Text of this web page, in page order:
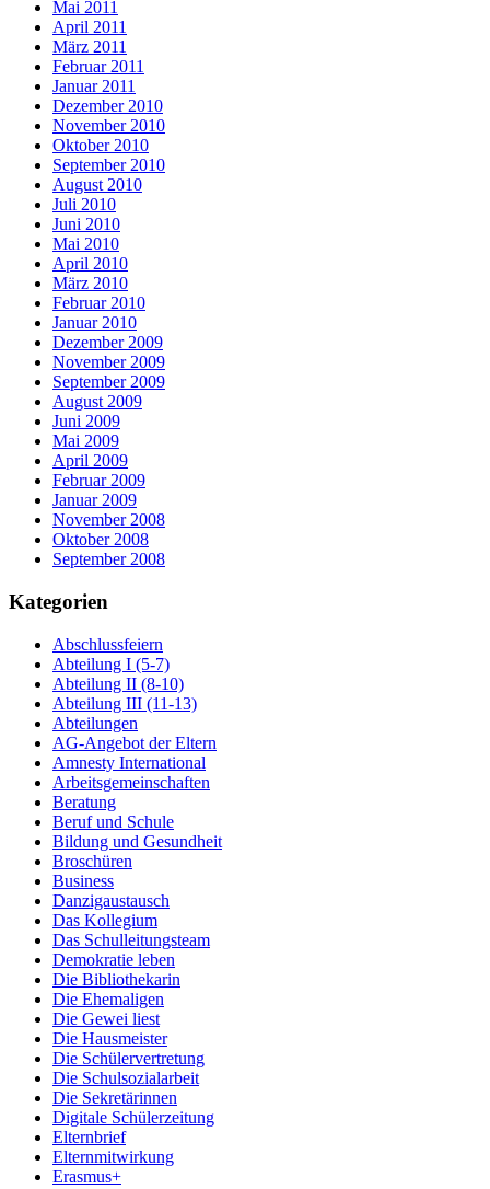
Mai 2011
April 2011
März 2011
Februar 2011
Januar 2011
Dezember 2010
November 2010
Oktober 2010
September 2010
August 2010
Juli 2010
Juni 2010
Mai 2010
April 2010
März 2010
Februar 2010
Januar 2010
Dezember 2009
November 2009
September 2009
August 2009
Juni 2009
Mai 2009
April 2009
Februar 2009
Januar 2009
November 2008
Oktober 2008
September 2008
Kategorien
Abschlussfeiern
Abteilung I (5-7)
Abteilung II (8-10)
Abteilung III (11-13)
Abteilungen
AG-Angebot der Eltern
Amnesty International
Arbeitsgemeinschaften
Beratung
Beruf und Schule
Bildung und Gesundheit
Broschüren
Business
Danzigaustausch
Das Kollegium
Das Schulleitungsteam
Demokratie leben
Die Bibliothekarin
Die Ehemaligen
Die Gewei liest
Die Hausmeister
Die Schülervertretung
Die Schulsozialarbeit
Die Sekretärinnen
Digitale Schülerzeitung
Elternbrief
Elternmitwirkung
Erasmus+